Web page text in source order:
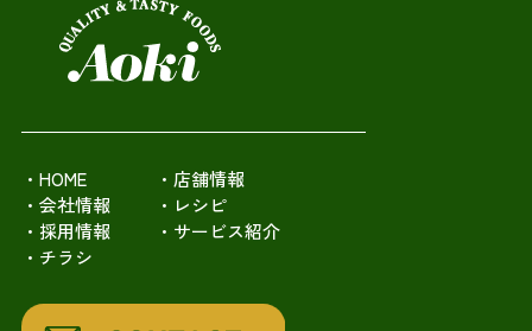
・HOME
・店舗情報
・会社情報
・レシピ
・採用情報
・サービス紹介
・チラシ